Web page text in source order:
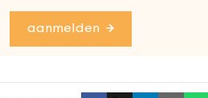
aanmelden